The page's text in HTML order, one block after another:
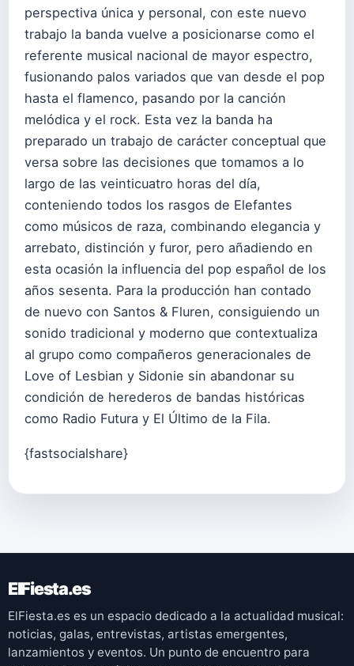
perspectiva única y personal, con este nuevo
trabajo la banda vuelve a posicionarse como el
referente musical nacional de mayor espectro,
fusionando palos variados que van desde el pop
hasta el flamenco, pasando por la canción
melódica y el rock. Esta vez la banda ha
preparado un trabajo de carácter conceptual que
versa sobre las decisiones que tomamos a lo
largo de las veinticuatro horas del día,
conteniendo todos los rasgos de Elefantes
como músicos de raza, combinando elegancia y
arrebato, distinción y furor, pero añadiendo en
esta ocasión la influencia del pop español de los
años sesenta. Para la producción han contado
de nuevo con Santos & Fluren, consiguiendo un
sonido tradicional y moderno que contextualiza
al grupo como compañeros generacionales de
Love of Lesbian y Sidonie sin abandonar su
condición de herederos de bandas históricas
como Radio Futura y El Último de la Fila.
{fastsocialshare}
ElFiesta.es
ElFiesta.es es un espacio dedicado a la actualidad musical:
noticias, galas, entrevistas, artistas emergentes,
lanzamientos y eventos. Un punto de encuentro para